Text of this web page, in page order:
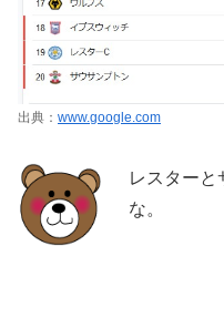
出典： www.google.com
レスターと
な。